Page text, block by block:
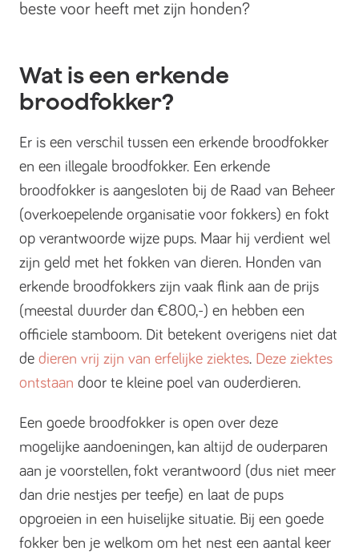
beste voor heeft met zijn honden?
Wat is een erkende
broodfokker?
Er is een verschil tussen een erkende broodfokker
en een illegale broodfokker. Een erkende
broodfokker is aangesloten bij de Raad van Beheer
(overkoepelende organisatie voor fokkers) en fokt
op verantwoorde wijze pups. Maar hij verdient wel
zijn geld met het fokken van dieren. Honden van
erkende broodfokkers zijn vaak flink aan de prijs
(meestal duurder dan €800,-) en hebben een
officiele stamboom. Dit betekent overigens niet dat
de dieren vrij zijn van erfelijke ziektes. Deze ziektes
ontstaan door te kleine poel van ouderdieren.
Een goede broodfokker is open over deze
mogelijke aandoeningen, kan altijd de ouderparen
aan je voorstellen, fokt verantwoord (dus niet meer
dan drie nestjes per teefje) en laat de pups
opgroeien in een huiselijke situatie. Bij een goede
fokker ben je welkom om het nest een aantal keer